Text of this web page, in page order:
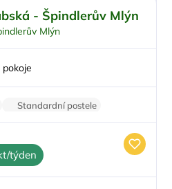
- Špindlerův Mlýn
Mlýn
pokoje
Standardní postele
týden